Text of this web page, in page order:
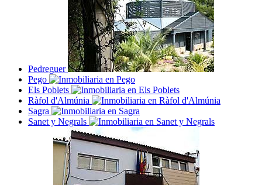
Pedreguer
Pego
Els Poblets
Ràfol d'Almúnia
Sagra
Sanet y Negrals